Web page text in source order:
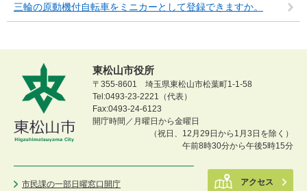
三輪の原動機付自転車をミニカーとして登録できますか。
東松山市役所
〒355-8601 埼玉県東松山市松葉町1-1-58
Tel:0493-23-2221（代表）
Fax:0493-24-6123
開庁時間／月曜日から金曜日
（祝日、12月29日から1月3日を除く）
午前8時30分から午後5時15分
市民課の一部日曜窓口開庁
アクセス